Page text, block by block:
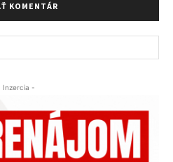
Inzercia -